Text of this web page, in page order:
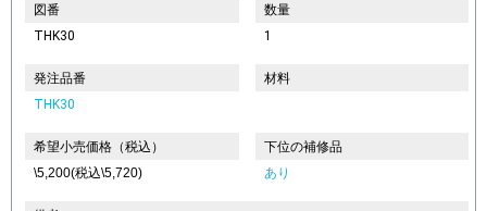
図番
THK30
数量
1
発注品番
THK30
材料
希望小売価格（税込）
\5,200(税込\5,720)
下位の補修品
あり